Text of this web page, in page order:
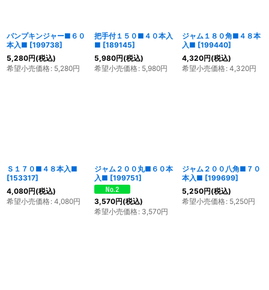
パンプキンジャー■６０
本入■ [199738]
5,280円(税込)
希望小売価格: 5,280円
把手付１５０■４０本入
■ [189145]
5,980円(税込)
希望小売価格: 5,980円
ジャム１８０角■４８本
入■ [199440]
4,320円(税込)
希望小売価格: 4,320円
Ｓ１７０■４８本入■
[153317]
4,080円(税込)
希望小売価格: 4,080円
ジャム２００丸■６０本
入■ [199751]
3,570円(税込)
希望小売価格: 3,570円
ジャム２００八角■７０
本入■ [199699]
5,250円(税込)
希望小売価格: 5,250円